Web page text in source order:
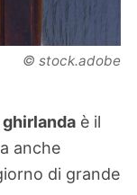
© stock.adobe
ghirlanda è il
anche
di grande